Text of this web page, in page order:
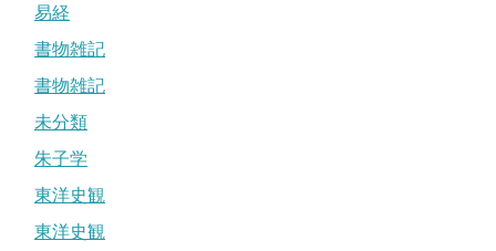
易経
書物雑記
書物雑記
未分類
朱子学
東洋史観
東洋史観